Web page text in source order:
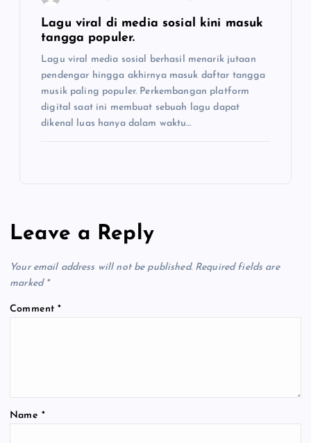
Lagu viral di media sosial kini masuk
tangga populer.
Lagu viral media sosial berhasil menarik jutaan
pendengar hingga akhirnya masuk daftar tangga
musik paling populer. Perkembangan platform
digital saat ini membuat sebuah lagu dapat
dikenal luas hanya dalam waktu…
Leave a Reply
Your email address will not be published. Required fields are
marked *
Comment*
Name *